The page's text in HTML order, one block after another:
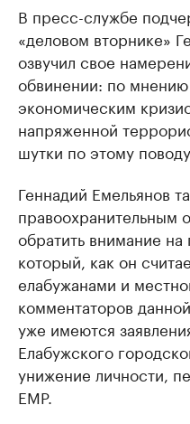
В пресс-службе
«деловом вторнике»
озвучил свое
обвинении: по мнению
экономическим
напряженной
шутки по этому
Геннадий Емельянов
правоохранительным
обратить внимание на
который, как он
елабужанами и
комментаторов
уже имеются
Елабужского
унижение личности,
ЕМР.